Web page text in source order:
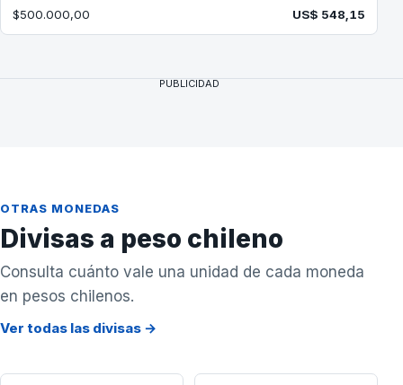
$500.000,00 US$ 548,15
PUBLICIDAD
OTRAS MONEDAS
Divisas a peso chileno
Consulta cuánto vale una unidad de cada moneda
en pesos chilenos.
Ver todas las divisas →